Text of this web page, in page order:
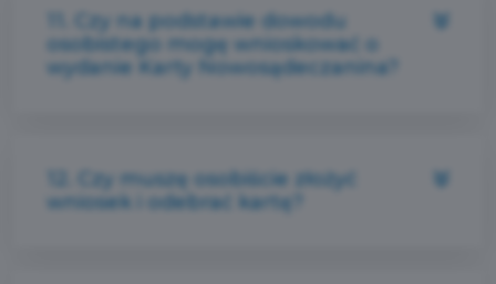
11. Czy na podstawie dowodu
osobistego mogę wnioskować o
wydanie Karty Nowosądeczanina?
12. Czy muszę osobiście złożyć
wniosek i odebrać kartę?